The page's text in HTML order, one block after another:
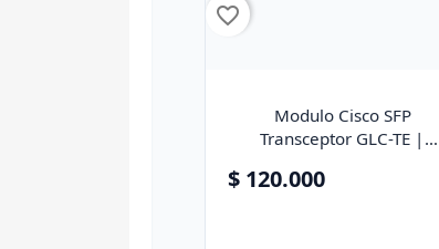
favorite_border
Modulo Cisco SFP
Transceptor GLC-TE |
$ 120.000